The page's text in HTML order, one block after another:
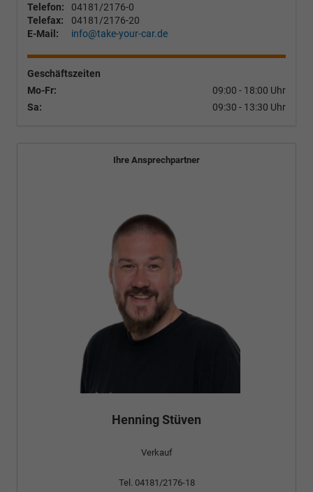
Telefon:
04181/2176-0
Telefax:
04181/2176-20
E-Mail:
info@take-your-car.de
Geschäftszeiten
Mo-Fr:
09:00 - 18:00 Uhr
Sa:
09:30 - 13:30 Uhr
Ihre Ansprechpartner